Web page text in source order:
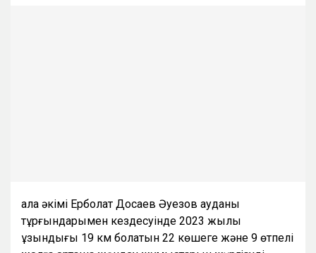
Қала әкімі Ерболат Досаев Әуезов ауданы
тұрғындарымен кездесуінде 2023 жылы
ұзындығы 19 км болатын 22 көшеге және 9 өтпелі